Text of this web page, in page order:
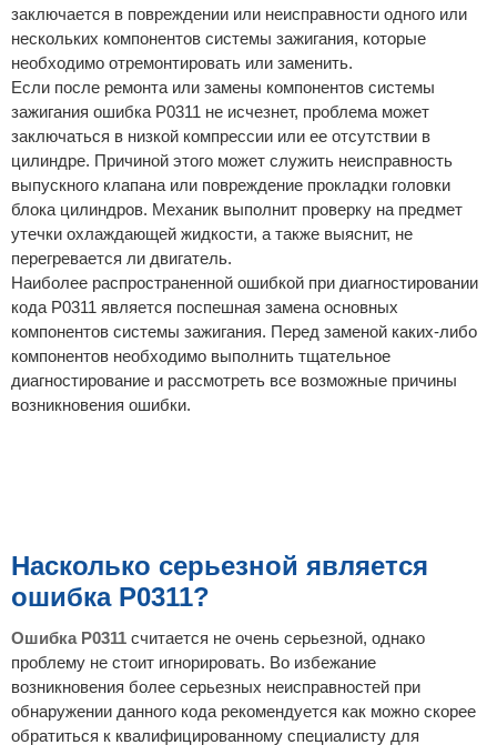
заключается в повреждении или неисправности одного или
нескольких компонентов системы зажигания, которые
необходимо отремонтировать или заменить.
Если после ремонта или замены компонентов системы
зажигания ошибка P0311 не исчезнет, проблема может
заключаться в низкой компрессии или ее отсутствии в
цилиндре. Причиной этого может служить неисправность
выпускного клапана или повреждение прокладки головки
блока цилиндров. Механик выполнит проверку на предмет
утечки охлаждающей жидкости, а также выяснит, не
перегревается ли двигатель.
Наиболее распространенной ошибкой при диагностировании
кода P0311 является поспешная замена основных
компонентов системы зажигания. Перед заменой каких-либо
компонентов необходимо выполнить тщательное
диагностирование и рассмотреть все возможные причины
возникновения ошибки.
Насколько серьезной является
ошибка P0311?
Ошибка P0311 считается не очень серьезной, однако
проблему не стоит игнорировать. Во избежание
возникновения более серьезных неисправностей при
обнаружении данного кода рекомендуется как можно скорее
обратиться к квалифицированному специалисту для